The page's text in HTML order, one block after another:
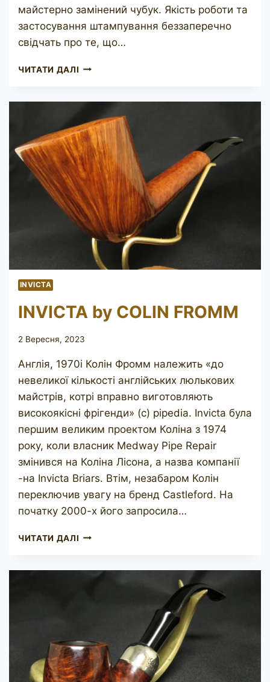
майстерно замінений чубук. Якість роботи та
застосування штампування беззаперечно
свідчать про те, що…
ЧИТАТИ ДАЛІ DUNHILL
572,
(1960)
INVICTA
INVICTA by COLIN FROMM
2 Вересня, 2023
Англія, 1970і Колін Фромм належить «до
невеликої кількості англійських люлькових
майстрів, котрі вправно виготовляють
високоякісні фрігенди» (c) pipedia. Invicta була
першим великим проектом Коліна з 1974
року, коли власник Medway Pipe Repair
змінився на Коліна Лісона, а назва компанії
-на Invicta Briars. Втім, незабаром Колін
переключив увагу на бренд Castleford. На
початку 2000-х його запросила…
ЧИТАТИ ДАЛІ INVICTA
FROMM